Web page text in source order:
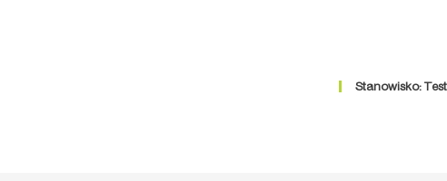
Stanowisko: